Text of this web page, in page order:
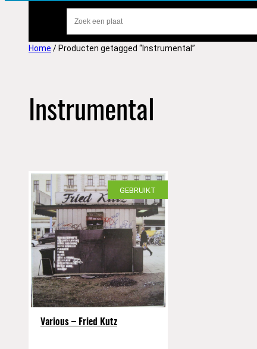
Home / Producten getagged “Instrumental”
Instrumental
GEBRUIKT
Various – Fried Kutz